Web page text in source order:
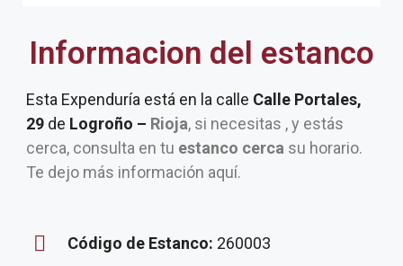
Informacion del estanco
Esta Expenduría está en la calle Calle Portales,
29 de Logroño – Rioja, si necesitas , y estás
cerca, consulta en tu estanco cerca su horario.
Te dejo más información aquí.
Código de Estanco: 260003